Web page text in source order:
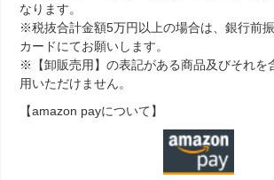
なります。
※税抜合計金額5万円以上の場合は、銀行前
カードにてお願いします。
※【卸販売用】の表記がある商品及びそれを
用いただけません。
【amazon payについて】